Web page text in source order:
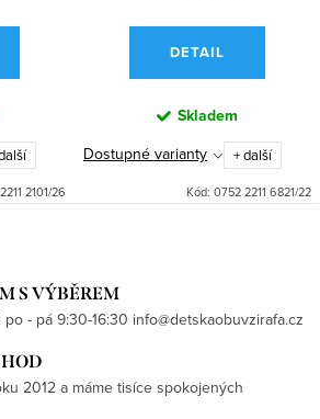
2101/26
DETAIL
Skladem
Dostupné varianty
+ další
Kód: 0752 2211 6821/22
S VÝBĚREM
- pá 9:30-16:30 info@detskaobuvzirafa.cz
2012 a máme tisíce spokojených